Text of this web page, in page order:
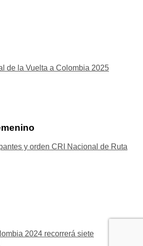
de la Vuelta a Colombia 2025
y orden CRI Nacional de Ruta
2024 recorrerá siete